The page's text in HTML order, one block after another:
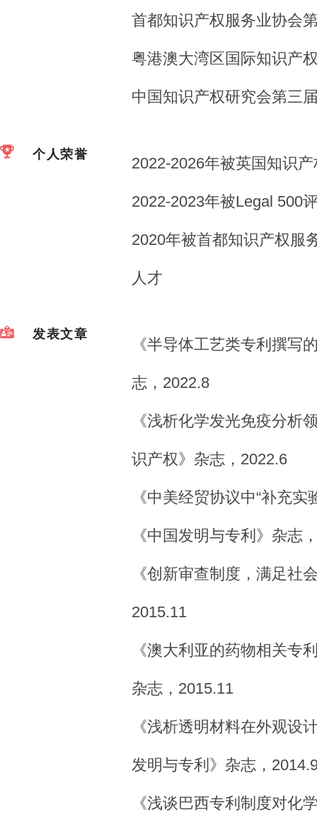
首都知识产权服务业协会
粤港澳大湾区国际知识产
中国知识产权研究会第三
个人荣誉 2022-2026年被英国知识
2022-2023年被Legal 500
2020年被首都知识产权服
人才
发表文章
《半导体工艺类专利撰写
志，2022.8
《浅析化学发光免疫分析
识产权》杂志，2022.6
《中美经贸协议中“补充
《中国发明与专利》杂志
《创新审查制度，满足社
2015.11
《澳大利亚的药物相关专
杂志，2015.11
《浅析透明材料在外观设
发明与专利》杂志，
《浅谈巴西专利制度对化